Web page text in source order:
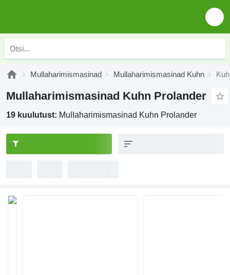
Mullaharimismasinad Mullaharimismasinad Kuhn
Mullaharimismasinad Kuhn Prolander
19 kuulutust: Mullaharimismasinad Kuhn Prolander